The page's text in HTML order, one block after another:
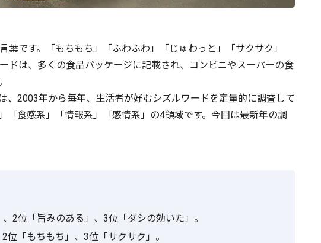
です。「もちもち」「ふわふわ」「じゅわっと」「サクサク」
ドは、多くの食品パッケージに記載され、コンビニやスーパーの食
2003年から毎年、生活者が好むシズルワードを定量的に調査して
「食感系」「情報系」「感情系」の4領域です。今回は最新年の調
2位「旨みのある」、3位「ダシの効いた」。
位「もちもち」、3位「サクサク」。